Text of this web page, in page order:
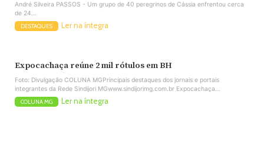
André Silveira PASSOS - Um grupo de 40 peregrinos de Cássia enfrentou cerca
de 24...
DESTAQUES Ler na íntegra
Expocachaça reúne 2 mil rótulos em BH
Foto: Divulgação COLUNA MGPrincipais destaques dos jornais e portais
integrantes da Rede Sindijori MGwww.sindijorimg.com.br Expocachaça...
COLUNA MG Ler na íntegra